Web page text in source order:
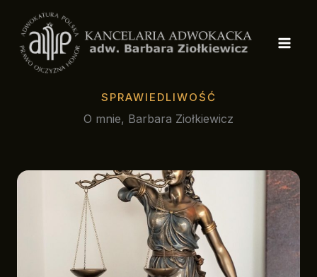
treści
SPRAWIEDLIWOŚĆ
O mnie, Barbara Ziołkiewicz